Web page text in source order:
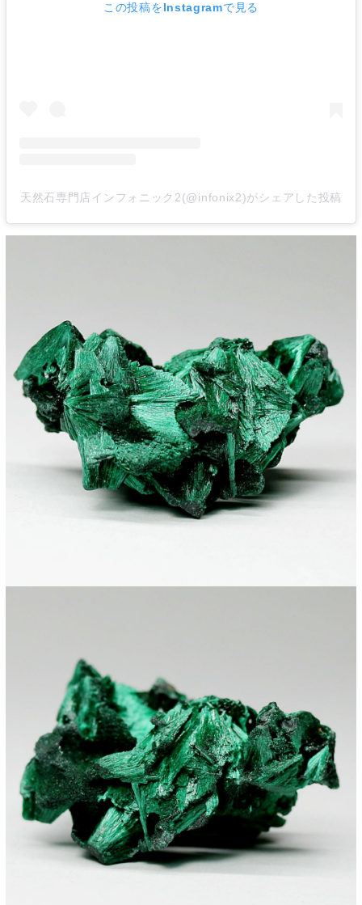
この投稿をInstagramで見る
天然石専門店インフォニック2(@infonix2)がシェアした投稿